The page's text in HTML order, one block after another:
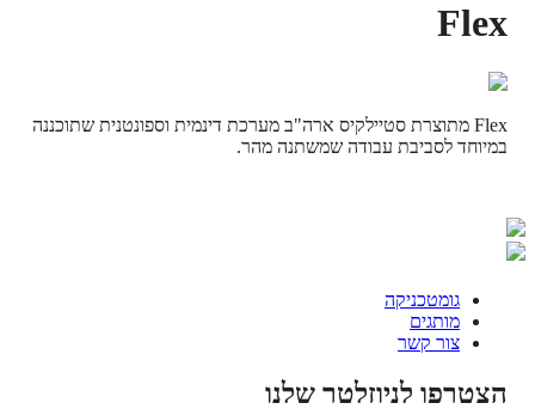
Flex
Flex מתוצרת סטיילקיס ארה"ב מערכת דינמית וספונטנית שתוכננה
במיוחד לסביבת עבודה שמשתנה מהר.
גומטכניקה
מותגים
צור קשר
הצטרפו לניוזלטר שלנו